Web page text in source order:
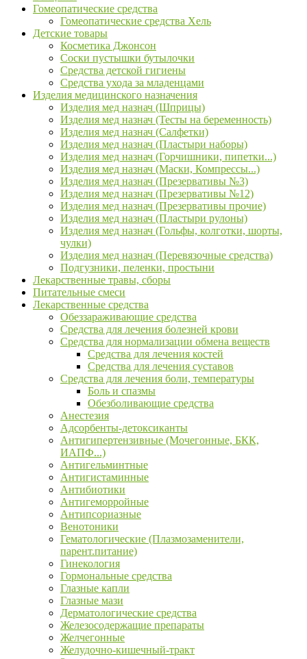
Гомеопатические средства
Гомеопатические средства Хель
Детские товары
Косметика Джонсон
Соски пустышки бутылочки
Средства детской гигиены
Средства ухода за младенцами
Изделия медицинского назначения
Изделия мед назнач (Шприцы)
Изделия мед назнач (Тесты на беременность)
Изделия мед назнач (Салфетки)
Изделия мед назнач (Пластыри наборы)
Изделия мед назнач (Горчишники, пипетки...)
Изделия мед назнач (Маски, Компрессы...)
Изделия мед назнач (Презервативы №3)
Изделия мед назнач (Презервативы №12)
Изделия мед назнач (Презервативы прочие)
Изделия мед назнач (Пластыри рулоны)
Изделия мед назнач (Гольфы, колготки, шорты,
чулки)
Изделия мед назнач (Перевязочные средства)
Подгузники, пеленки, простыни
Лекарственные травы, сборы
Питательные смеси
Лекарственные средства
Обеззараживающие средства
Средства для лечения болезней крови
Средства для нормализации обмена веществ
Средства для лечения костей
Средства для лечения суставов
Средства для лечения боли, температуры
Боль и спазмы
Обезболивающие средства
Анестезия
Адсорбенты-детоксиканты
Антигипертензивные (Мочегонные, БКК,
ИАПФ...)
Антигельминтные
Антигистаминные
Антибиотики
Антигеморройные
Антипсориазные
Венотоники
Гематологические (Плазмозаменители,
парент.питание)
Гинекология
Гормональные средства
Глазные капли
Глазные мази
Дерматологические средства
Железосодержащие препараты
Желчегонные
Желудочно-кишечный-тракт